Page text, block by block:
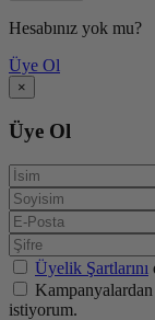
Hesabınız yok mu?
Üye Ol
×
Üye Ol
Üyelik Şartlarını
istiyorum.